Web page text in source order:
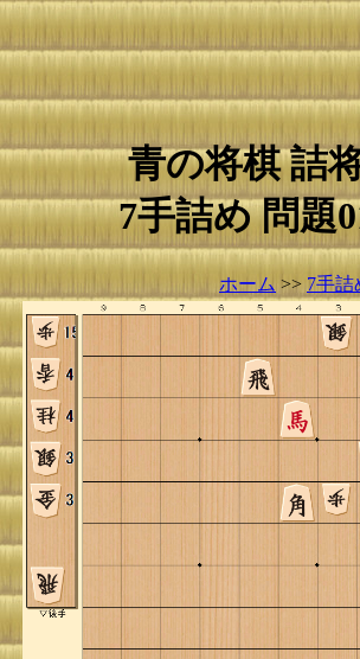
青の将棋 詰
7手詰め 問題
ホーム >> 7手詰